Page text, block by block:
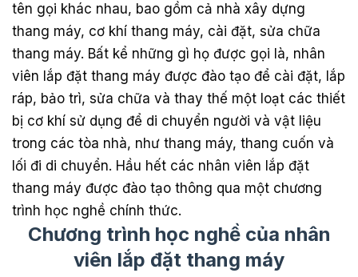
tên gọi khác nhau, bao gồm cả nhà xây dựng
thang máy, cơ khí thang máy, cài đặt, sửa chữa
thang máy. Bất kể những gì họ được gọi là, nhân
viên lắp đặt thang máy được đào tạo để cài đặt, lắp
ráp, bảo trì, sửa chữa và thay thế một loạt các thiết
bị cơ khí sử dụng để di chuyển người và vật liệu
trong các tòa nhà, như thang máy, thang cuốn và
lối đi di chuyển. Hầu hết các nhân viên lắp đặt
thang máy được đào tạo thông qua một chương
trình học nghề chính thức.
Chương trình học nghề của nhân
viên lắp đặt thang máy